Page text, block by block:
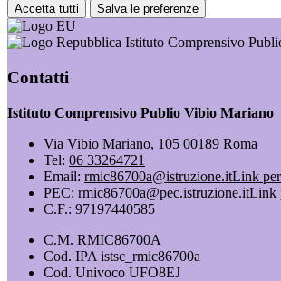
Accetta tutti Salva le preferenze
Istituto Comprensivo
Contatti
Istituto Comprensivo Publio Vibio Mariano
Via Vibio Mariano, 105 00189 Roma
Tel: 06 33264721
Email: rmic86700a@istruzione.itLink
PEC: rmic86700a@pec.istruzione.itLink
C.F.: 97197440585
C.M. RMIC86700A
Cod. IPA istsc_rmic86700a
Cod. Univoco UFO8EJ